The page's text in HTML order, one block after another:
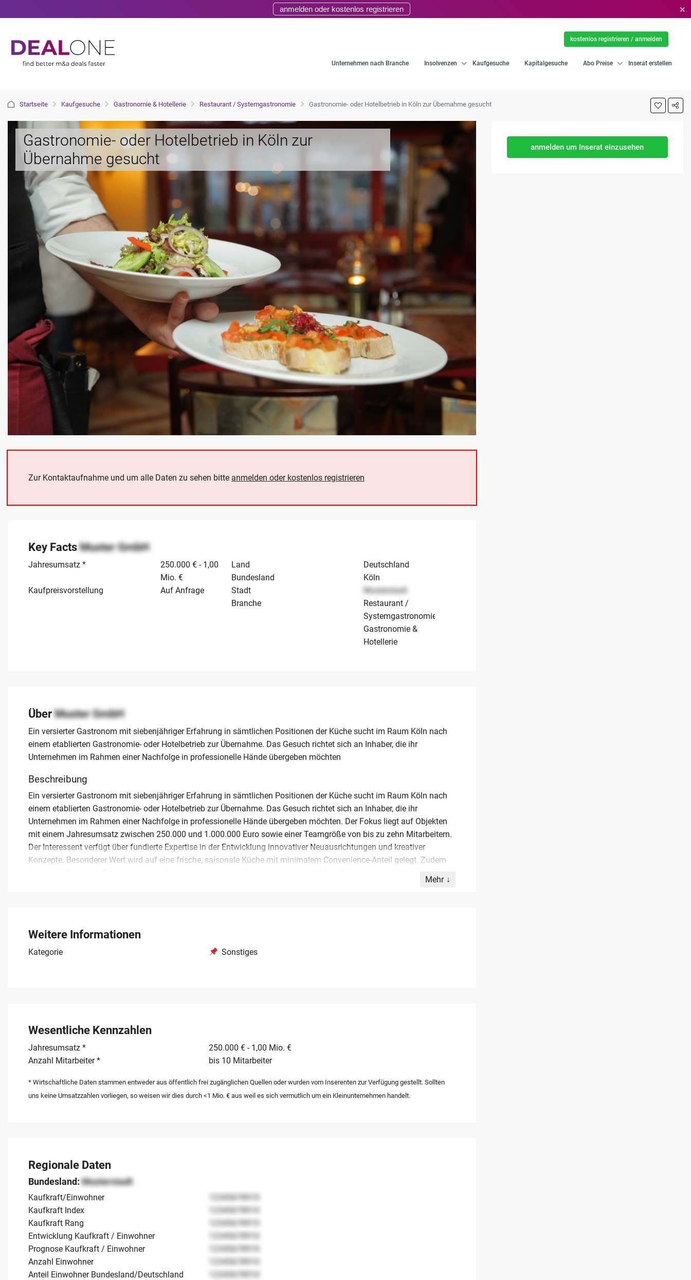
anmelden oder kostenlos registrieren ✕
Unternehmen nach Branche Insolvenzen Kaufgesuche Kapitalgesuche Abo Preise Inserat erstellen
kostenlos registrieren / anmelden
Startseite Kaufgesuche Gastronomie & Hotellerie Restaurant / Systemgastronomie Gastronomie- oder Hotelbetrieb in Köln zur Übernahme gesucht
Gastronomie- oder Hotelbetrieb in Köln zur
Übernahme gesucht
Zur Kontaktaufnahme und um alle Daten zu sehen bitte anmelden oder kostenlos registrieren
Key FactsMuster GmbH
Jahresumsatz *
250.000 € - 1,00
Mio. €
Kaufpreisvorstellung
Auf Anfrage
Land
Deutschland
Bundesland
Köln
Stadt
Musterstadt
Branche
Restaurant /
Systemgastronomie
Gastronomie &
Hotellerie
ÜberMuster GmbH
Ein versierter Gastronom mit siebenjähriger Erfahrung in sämtlichen Positionen der Küche sucht im Raum Köln nach
einem etablierten Gastronomie- oder Hotelbetrieb zur Übernahme. Das Gesuch richtet sich an Inhaber, die ihr
Unternehmen im Rahmen einer Nachfolge in professionelle Hände übergeben möchten
Beschreibung
Ein versierter Gastronom mit siebenjähriger Erfahrung in sämtlichen Positionen der Küche sucht im Raum Köln nach
einem etablierten Gastronomie- oder Hotelbetrieb zur Übernahme. Das Gesuch richtet sich an Inhaber, die ihr
Unternehmen im Rahmen einer Nachfolge in professionelle Hände übergeben möchten. Der Fokus liegt auf Objekten
mit einem Jahresumsatz zwischen 250.000 und 1.000.000 Euro sowie einer Teamgröße von bis zu zehn Mitarbeitern.
Der Interessent verfügt über fundierte Expertise in der Entwicklung innovativer Neuausrichtungen und kreativer
Konzepte. Besonderer Wert wird auf eine frische, saisonale Küche mit minimalem Convenience-Anteil gelegt. Zudem
Mehr
Weitere Informationen
Kategorie Sonstiges
Wesentliche Kennzahlen
Jahresumsatz *
250.000 € - 1,00 Mio. €
Anzahl Mitarbeiter *
bis 10 Mitarbeiter
* Wirtschaftliche Daten stammen entweder aus öffentlich frei zugänglichen Quellen oder wurden vom Inserenten zur Verfügung gestellt. Sollten
uns keine Umsatzzahlen vorliegen, so weisen wir dies durch <1 Mio. € aus weil es sich vermutlich um ein Kleinunternehmen handelt.
Regionale Daten
Bundesland:Musterstadt
Kaufkraft/Einwohner
12345678910
Kaufkraft Index
12345678910
Kaufkraft Rang
12345678910
Entwicklung Kaufkraft / Einwohner
12345678910
Prognose Kaufkraft / Einwohner
12345678910
Anzahl Einwohner
12345678910
Anteil Einwohner Bundesland/Deutschland
12345678910
anmelden um Inserat einzusehen